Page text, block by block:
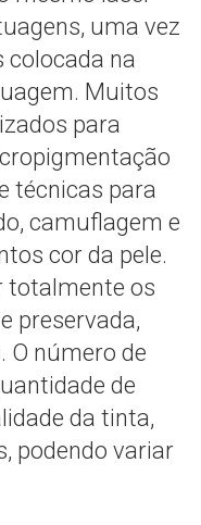
uma vez
colocada na
Muitos
para
técnicas para
camuflagem e
cor da pele.
totalmente os
preservada,
O número de
de
da tinta,
podendo variar